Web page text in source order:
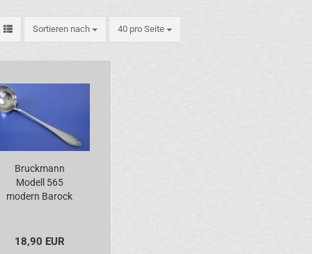
Sortieren nach
Sortieren nach 40 pro Seite
pro Seite
Bruckmann
Modell 565
modern Barock
18,90 EUR